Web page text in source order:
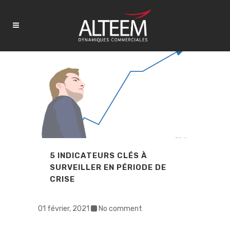
5 INDICATEURS CLÉS À
SURVEILLER EN PÉRIODE DE
CRISE
01 février, 2021 No comment